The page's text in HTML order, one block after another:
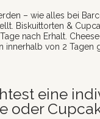
– wie alles bei
Biskuittorten &
nach Erhalt.
innerhalb von 2 Tagen
eine
oder